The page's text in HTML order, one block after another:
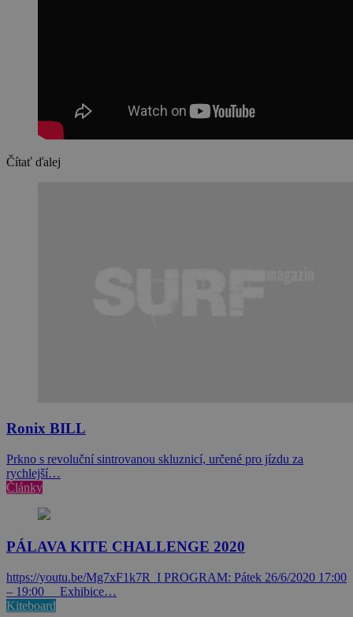
Čítať ďalej
Ronix BILL
Prkno s revoluční sintrovanou skluznicí, určené pro jízdu za
rychlejší…
Články
PÁLAVA KITE CHALLENGE 2020
https://youtu.be/Mg7xF1k7R_I PROGRAM: Pátek 26/6/2020 17:00
– 19:00 Exhibice…
Kiteboard